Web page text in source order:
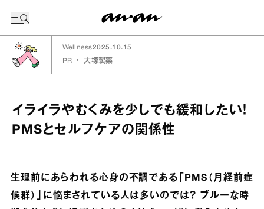
Wellness2025.10.15
PR ・ 大塚製薬
イライラやむくみを少しでも緩和したい！
PMSとセルフケアの関係性
生理前にあらわれる心身の不調である「PMS（月経前症
候群）」に悩まされている人は多いのでは？ ブルーな時